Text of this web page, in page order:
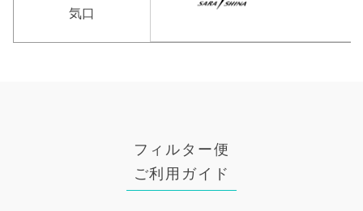
気口
フィルター便
ご利用ガイド